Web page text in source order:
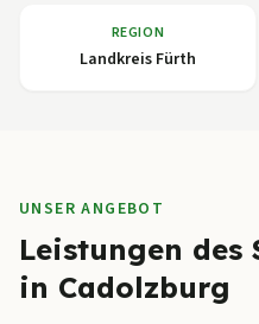
REGION
Landkreis Fürth
UNSER ANGEBOT
Leistungen des
in Cadolzburg